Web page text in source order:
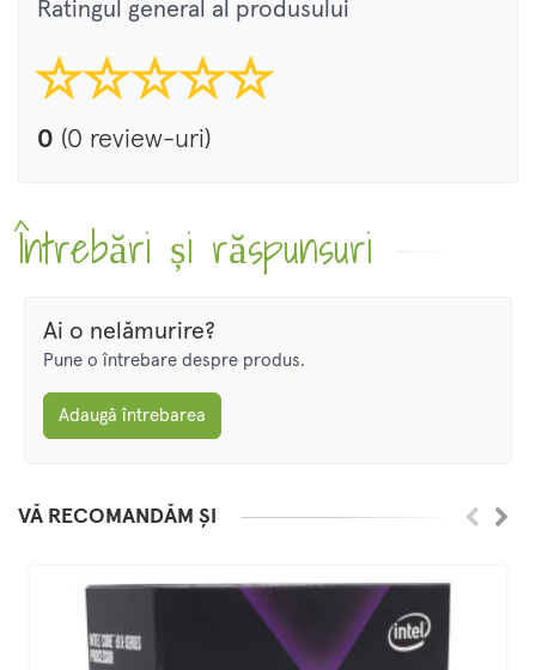
Ratingul general al produsului
0 (0 review-uri)
Întrebări și răspunsuri
Ai o nelămurire?
Pune o întrebare despre produs.
Adaugă întrebarea
VĂ RECOMANDĂM ȘI